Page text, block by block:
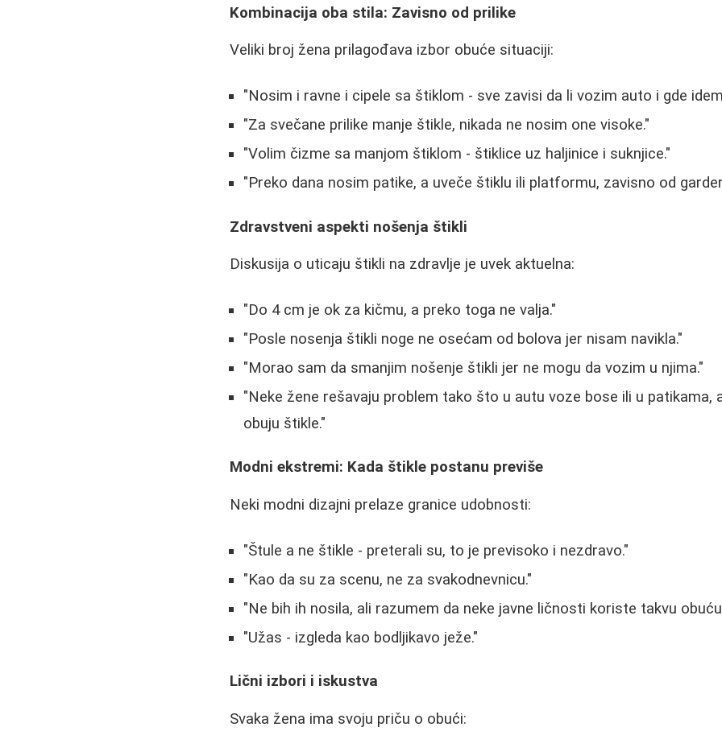
Kombinacija oba stila: Zavisno od prilike
Veliki broj žena prilagođava izbor obuće situaciji:
"Nosim i ravne i cipele sa štiklom - sve zavisi da li vozim auto i gde
"Za svečane prilike manje štikle, nikada ne nosim one visoke."
"Volim čizme sa manjom štiklom - štiklice uz haljinice i suknjice."
"Preko dana nosim patike, a uveče štiklu ili platformu, zavisno od
Zdravstveni aspekti nošenja štikli
Diskusija o uticaju štikli na zdravlje je uvek aktuelna:
"Do 4 cm je ok za kičmu, a preko toga ne valja."
"Posle nosenja štikli noge ne osećam od bolova jer nisam navikla."
"Morao sam da smanjim nošenje štikli jer ne mogu da vozim u njima."
"Neke žene rešavaju problem tako što u autu voze bose ili u patikama,
obuju štikle."
Modni ekstremi: Kada štikle postanu previše
Neki modni dizajni prelaze granice udobnosti:
"Štule a ne štikle - preterali su, to je previsoko i nezdravo."
"Kao da su za scenu, ne za svakodnevnicu."
"Ne bih ih nosila, ali razumem da neke javne ličnosti koriste takvu
"Užas - izgleda kao bodljikavo ježe."
Lični izbori i iskustva
Svaka žena ima svoju priču o obući: